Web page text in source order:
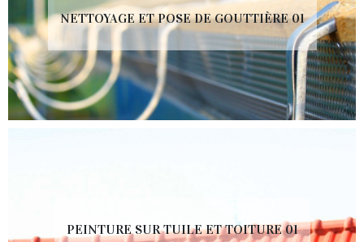
NETTOYAGE ET POSE DE GOUTTIÈRE 01
PEINTURE SUR TUILE ET TOITURE 01